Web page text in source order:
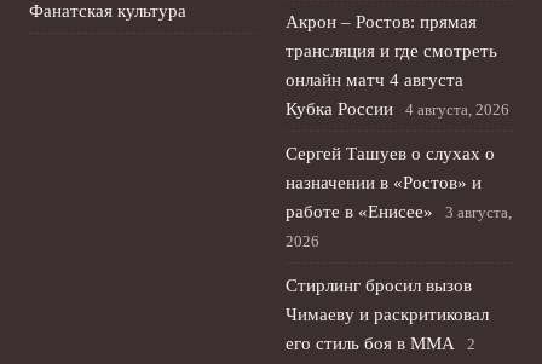
Фанатская культура
Акрон – Ростов: прямая
трансляция и где смотреть
онлайн матч 4 августа
Кубка России
4 августа, 2026
Сергей Ташуев о слухах о
назначении в «Ростов» и
работе в «Енисее»
3 августа,
2026
Стирлинг бросил вызов
Чимаеву и раскритиковал
его стиль боя в ММА
2